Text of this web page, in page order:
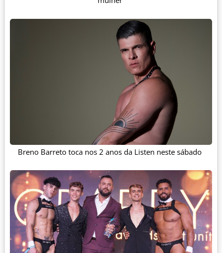
Breno Barreto toca nos 2 anos da Listen neste sábado